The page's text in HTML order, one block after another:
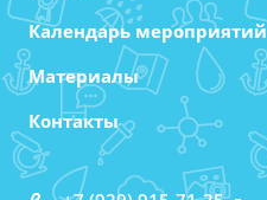
Календарь мероприятий
Материалы
Контакты